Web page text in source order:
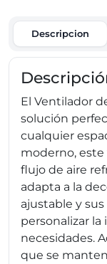
Descripcion
El Ventilador
solución
cualquier
moderno,
flujo de aire
adapta a la
ajustable y
personalizar
necesidades.
que se